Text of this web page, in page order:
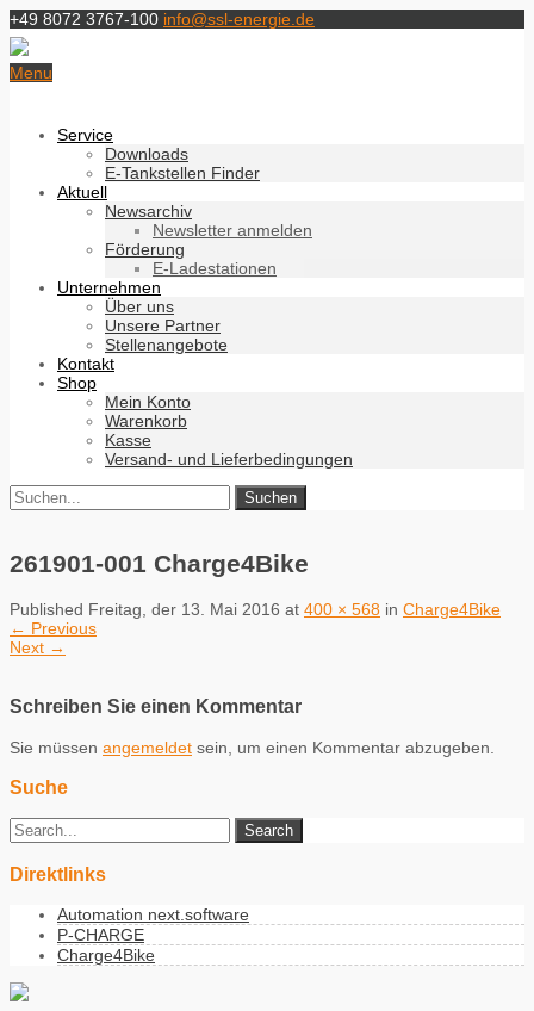
+49 8072 3767-100 info@ssl-energie.de
Menu
Service
Downloads
E-Tankstellen Finder
Aktuell
Newsarchiv
Newsletter anmelden
Förderung
E-Ladestationen
Unternehmen
Über uns
Unsere Partner
Stellenangebote
Kontakt
Shop
Mein Konto
Warenkorb
Kasse
Versand- und Lieferbedingungen
261901-001 Charge4Bike
Published Freitag, der 13. Mai 2016 at 400 × 568 in Charge4Bike
← Previous
Next →
Schreiben Sie einen Kommentar
Sie müssen angemeldet sein, um einen Kommentar abzugeben.
Suche
Direktlinks
Automation next.software
P-CHARGE
Charge4Bike